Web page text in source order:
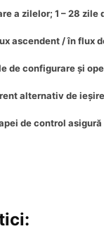
a zilelor; 1 – 28 zile
ascendent / în flux
de configurare și
alternativ de
de control